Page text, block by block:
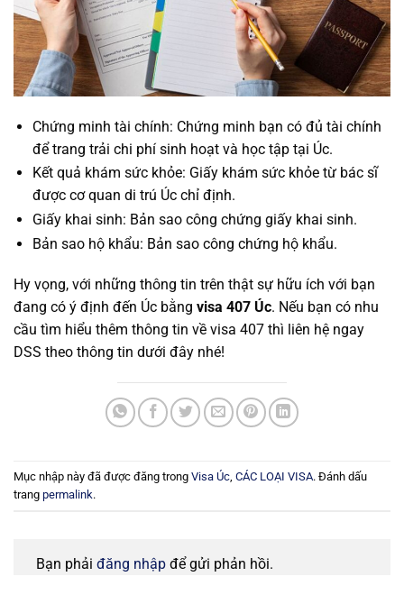
Chứng minh tài chính: Chứng minh bạn có đủ tài chính
để trang trải chi phí sinh hoạt và học tập tại Úc.
Kết quả khám sức khỏe: Giấy khám sức khỏe từ bác sĩ
được cơ quan di trú Úc chỉ định.
Giấy khai sinh: Bản sao công chứng giấy khai sinh.
Bản sao hộ khẩu: Bản sao công chứng hộ khẩu.
Hy vọng, với những thông tin trên thật sự hữu ích với bạn
đang có ý định đến Úc bằng visa 407 Úc. Nếu bạn có nhu
cầu tìm hiểu thêm thông tin về visa 407 thì liên hệ ngay
DSS theo thông tin dưới đây nhé!
Mục nhập này đã được đăng trong Visa Úc CÁC LOẠI VISA. Đánh dấu
trang permalink.
Bạn phải đăng nhập để gửi phản hồi.